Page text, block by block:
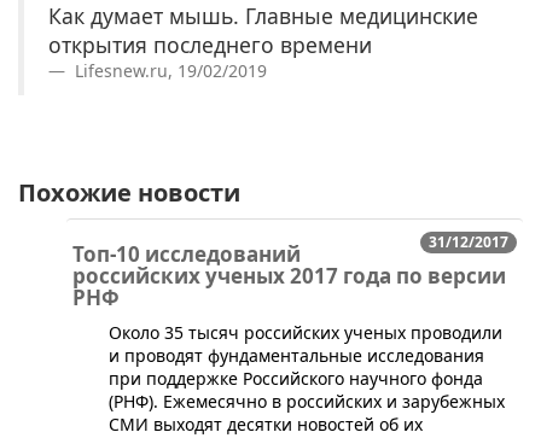
Как думает мышь. Главные медицинские
открытия последнего времени
Lifesnew.ru, 19/02/2019
Похожие новости
31/12/2017
Топ-10 исследований
российских ученых 2017 года по версии
РНФ
Около 35 тысяч российских ученых проводили
и проводят фундаментальные исследования
при поддержке Российского научного фонда
(РНФ). Ежемесячно в российских и зарубежных
СМИ выходят десятки новостей об их